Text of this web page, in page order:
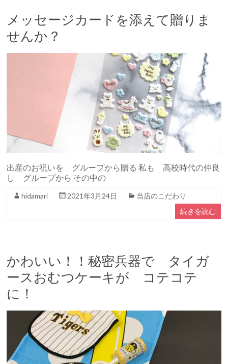
メッセージカードを添えて贈りま
せんか？
出産のお祝いを グループから贈る 私も 高校時代の仲良
し グループから その中の
hidamari 2021年3月24日
当店のこだわり
続きを読む
かわいい！！秘密兵器で タイガ
ースおむつケーキが コテコテ
に！